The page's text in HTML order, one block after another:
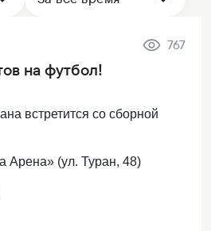
767
на футбол!
встретится со сборной
Арена» (ул. Туран, 48)